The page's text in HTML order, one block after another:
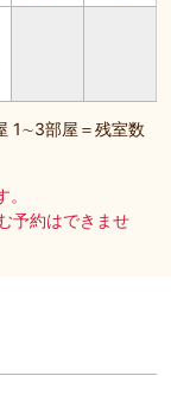
1∼3部屋＝残室数
予約はできませ